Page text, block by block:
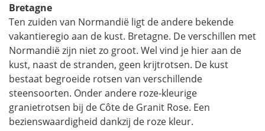
Bretagne
Ten zuiden van Normandië ligt de andere bekende
vakantieregio aan de kust. Bretagne. De verschillen met
Normandië zijn niet zo groot. Wel vind je hier aan de
kust, naast de stranden, geen krijtrotsen. De kust
bestaat begroeide rotsen van verschillende
steensoorten. Onder andere roze-kleurige
granietrotsen bij de Côte de Granit Rose. Een
bezienswaardigheid dankzij de roze kleur.